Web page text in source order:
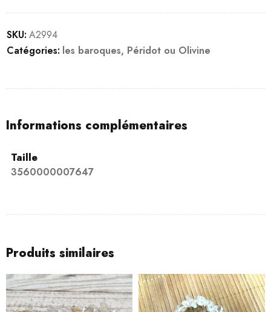
SKU: A2994
Catégories: les baroques, Péridot ou Olivine
Informations complémentaires
Taille
3560000007647
Produits similaires